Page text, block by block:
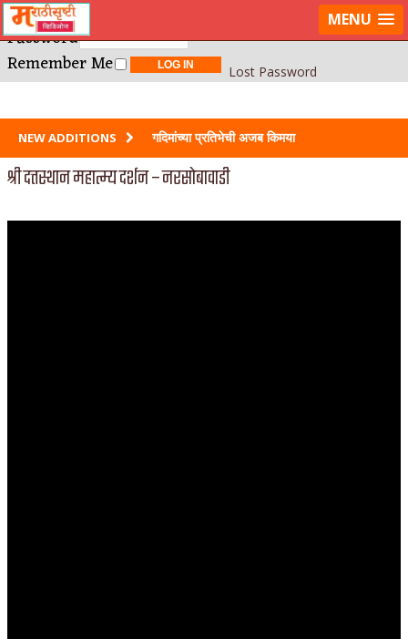
LOG IN
Username or E-mail
Password
Remember Me
Lost Password
MENU
NEW ADDITIONS गदिमांच्या प्रतिभेची अजब किमया
साहिब बीबी और गुलाम मराठीत?
श्री दत्तस्थान महात्म्य दर्शन – नरसोबावाडी